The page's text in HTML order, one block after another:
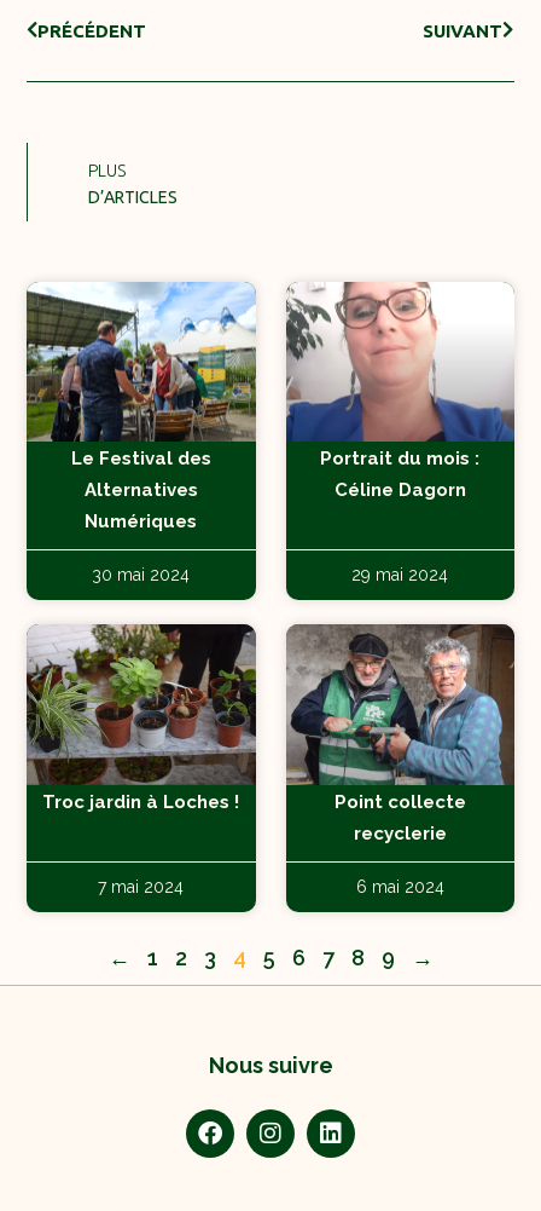
PRÉCÉDENT SUIVANT
PLUS
D’ARTICLES
Le Festival des
Alternatives
Numériques
30 mai 2024
Portrait du mois :
Céline Dagorn
29 mai 2024
Troc jardin à Loches !
7 mai 2024
Point collecte
recyclerie
6 mai 2024
← 1 2 3 4 5 6 7 8 9 →
Nous suivre